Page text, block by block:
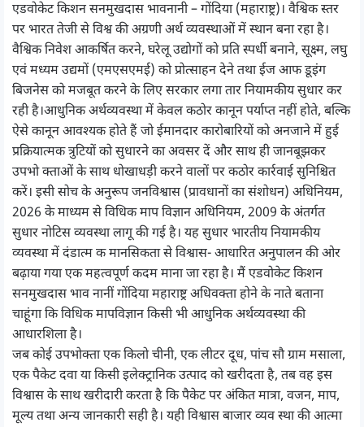
एडवोकेट किशन सनमुखदास भावनानी – गोंदिया (महाराष्ट्र)। वैश्विक स्तर
पर भारत तेजी से विश्व की अग्रणी अर्थ व्यवस्थाओं में स्थान बना रहा है।
वैश्विक निवेश आकर्षित करने, घरेलू उद्योगों को प्रति स्पर्धी बनाने, सूक्ष्म, लघु
एवं मध्यम उद्यमों (एमएसएमई) को प्रोत्साहन देने तथा ईज आफ डूइंग
बिजनेस को मजबूत करने के लिए सरकार लगा तार नियामकीय सुधार कर
रही है।आधुनिक अर्थव्यवस्था में केवल कठोर कानून पर्याप्त नहीं होते, बल्कि
ऐसे कानून आवश्यक होते हैं जो ईमानदार कारोबारियों को अनजाने में हुई
प्रक्रियात्मक त्रुटियों को सुधारने का अवसर दें और साथ ही जानबूझकर
उपभो क्ताओं के साथ धोखाधड़ी करने वालों पर कठोर कार्रवाई सुनिश्चित
करें। इसी सोच के अनुरूप जनविश्वास (प्रावधानों का संशोधन) अधिनियम,
2026 के माध्यम से विधिक माप विज्ञान अधिनियम, 2009 के अंतर्गत
सुधार नोटिस व्यवस्था लागू की गई है। यह सुधार भारतीय नियामकीय
व्यवस्था में दंडात्म क मानसिकता से विश्वास- आधारित अनुपालन की ओर
बढ़ाया गया एक महत्वपूर्ण कदम माना जा रहा है। मैं एडवोकेट किशन
सनमुखदास भाव नानीं गोंदिया महाराष्ट्र अधिवक्ता होने के नाते बताना
चाहूंगा कि विधिक मापविज्ञान किसी भी आधुनिक अर्थव्यवस्था की
आधारशिला है।
जब कोई उपभोक्ता एक किलो चीनी, एक लीटर दूध, पांच सौ ग्राम मसाला,
एक पैकेट दवा या किसी इलेक्ट्रानिक उत्पाद को खरीदता है, तब वह इस
विश्वास के साथ खरीदारी करता है कि पैकेट पर अंकित मात्रा, वजन, माप,
मूल्य तथा अन्य जानकारी सही है। यही विश्वास बाजार व्यव स्था की आत्मा